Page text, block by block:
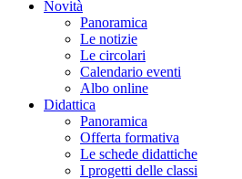
Novità
Panoramica
Le notizie
Le circolari
Calendario eventi
Albo online
Didattica
Panoramica
Offerta formativa
Le schede didattiche
I progetti delle classi